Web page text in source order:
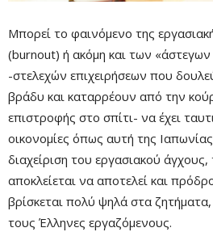
Μπορεί το φαινόμενο της
(burnout) ή ακόμη και των «άστεγων
-στελεχών επιχειρήσεων που
βράδυ και καταρρέουν από την
επιστροφής στο σπίτι- να έχει
οικονομίες όπως αυτή της
διαχείριση του εργασιακού
αποκλείεται να αποτελεί και
βρίσκεται πολύ ψηλά στα
τους Έλληνες εργαζόμενους.